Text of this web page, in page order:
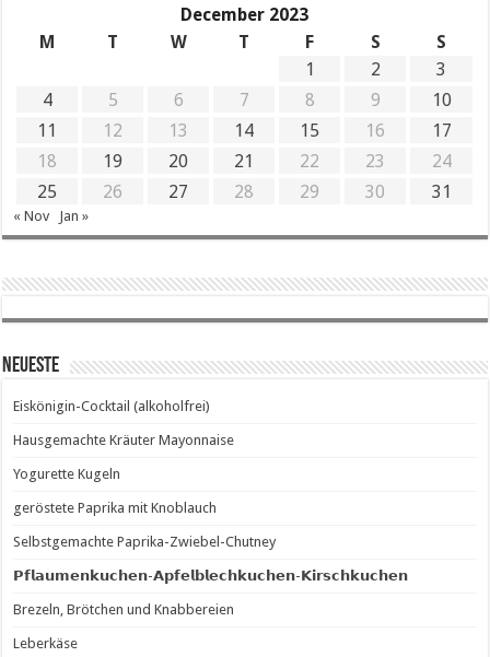
December 2023
M
T W T F S
S
1
2
3
4
5 6 7 8 9
10
11
12 13 14 15 16
17
18
19 20 21 22 23
24
25
26 27 28 29 30 31
« Nov Jan »
Neueste
Eiskönigin-Cocktail (alkoholfrei)
Hausgemachte Kräuter Mayonnaise
Yogurette Kugeln
geröstete Paprika mit Knoblauch
Selbstgemachte Paprika-Zwiebel-Chutney
𝗣𝗳𝗹𝗮𝘂𝗺𝗲𝗻𝗸𝘂𝗰𝗵𝗲𝗻-𝗔𝗽𝗳𝗲𝗹𝗯𝗹𝗲𝗰𝗵𝗸𝘂𝗰𝗵𝗲𝗻-𝗞𝗶𝗿𝘀𝗰𝗵𝗸𝘂𝗰𝗵𝗲𝗻
Brezeln, Brötchen und Knabbereien
Leberkäse